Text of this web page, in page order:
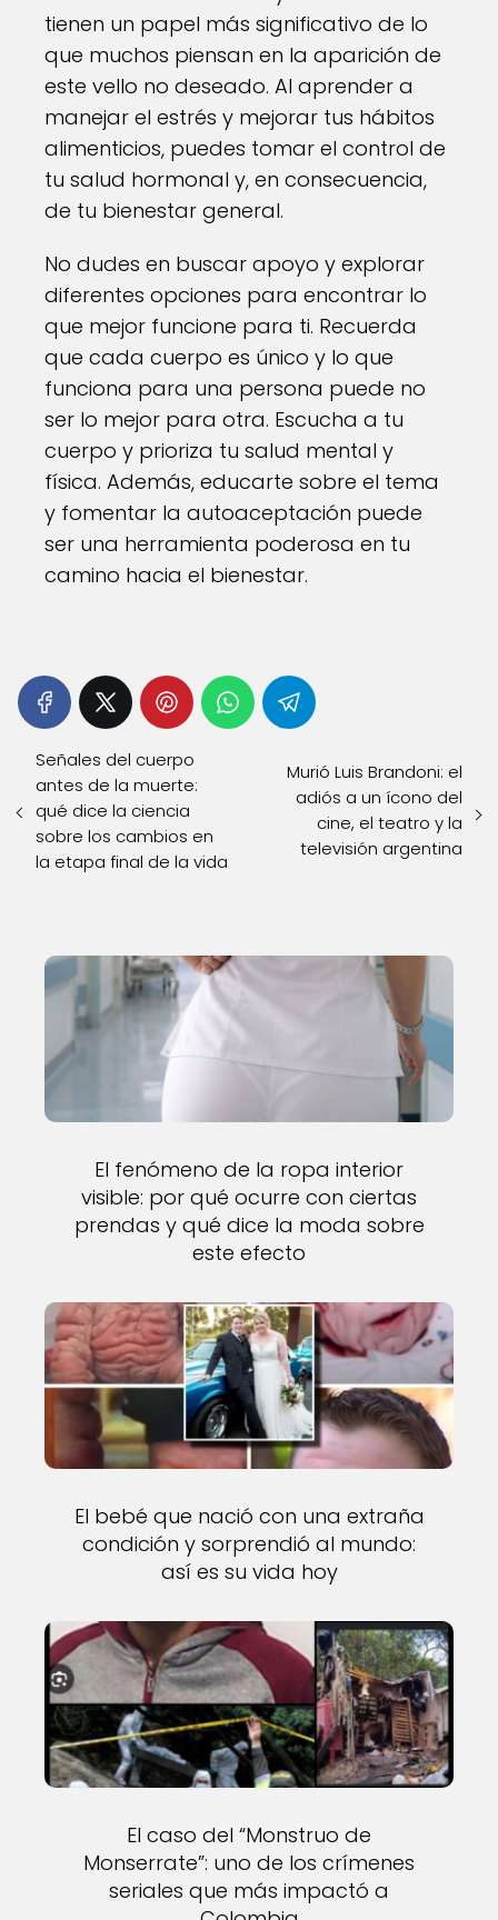
tienen un papel más significativo de lo
que muchos piensan en la aparición de
este vello no deseado. Al aprender a
manejar el estrés y mejorar tus hábitos
alimenticios, puedes tomar el control de
tu salud hormonal y, en consecuencia,
de tu bienestar general.
No dudes en buscar apoyo y explorar
diferentes opciones para encontrar lo
que mejor funcione para ti. Recuerda
que cada cuerpo es único y lo que
funciona para una persona puede no
ser lo mejor para otra. Escucha a tu
cuerpo y prioriza tu salud mental y
física. Además, educarte sobre el tema
y fomentar la autoaceptación puede
ser una herramienta poderosa en tu
camino hacia el bienestar.
Señales del cuerpo
antes de la muerte:
qué dice la ciencia
sobre los cambios en
la etapa final de la vida
Murió Luis Brandoni: el
adiós a un ícono del
cine, el teatro y la
televisión argentina
El fenómeno de la ropa interior
visible: por qué ocurre con ciertas
prendas y qué dice la moda sobre
este efecto
El bebé que nació con una extraña
condición y sorprendió al mundo:
así es su vida hoy
El caso del “Monstruo de
Monserrate”: uno de los crímenes
seriales que más impactó a